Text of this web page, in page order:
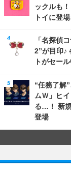
ックルも
トイに登
「名探偵
2”が目印♪
トがセー
“任務了解
ムＷ」ヒ
る…！ 新
登場